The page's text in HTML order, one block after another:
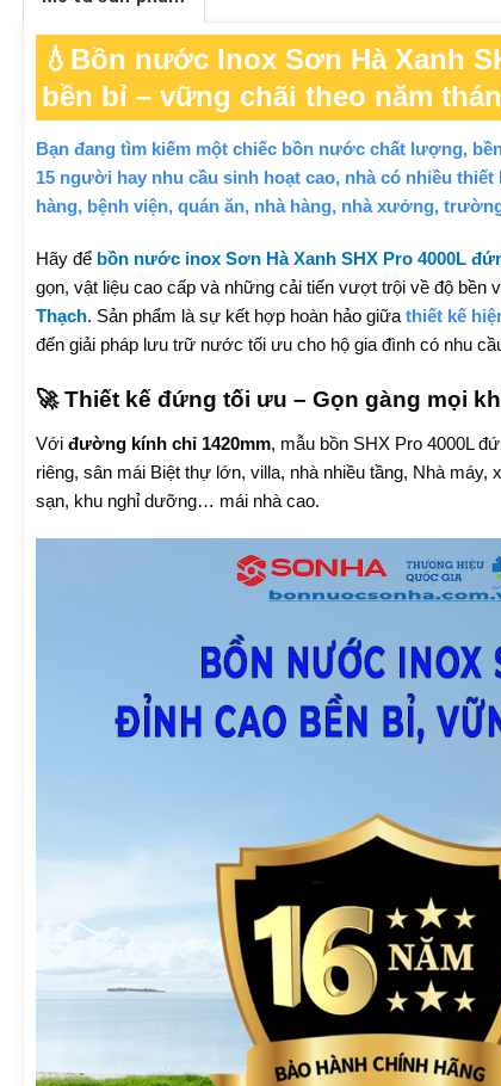
💧Bồn nước Inox Sơn Hà Xanh
bền bỉ – vững chãi theo năm
Bạn đang tìm kiếm một chiếc bồn nước chất lượng,
15 người hay nhu cầu sinh hoạt cao, nhà có nhiều
hàng, bệnh viện, quán ăn, nhà hàng, nhà xưởng,
Hãy để bồn nước inox Sơn Hà Xanh SHX Pro 4000L
gọn, vật liệu cao cấp và những cải tiến vượt trội về độ
Thạch. Sản phẩm là sự kết hợp hoàn hảo giữa thiết kế
đến giải pháp lưu trữ nước tối ưu cho hộ gia đình có nhu
🚀 Thiết kế đứng tối ưu – Gọn gàng mọi
Với đường kính chỉ 1420mm, mẫu bồn SHX Pro 4000L
riêng, sân mái Biệt thự lớn, villa, nhà nhiều tầng, Nhà
sạn, khu nghỉ dưỡng… mái nhà cao.